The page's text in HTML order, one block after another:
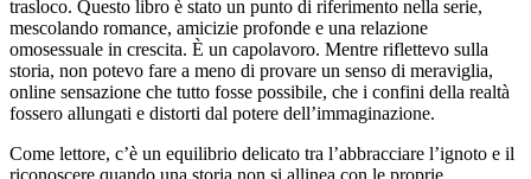
trasloco. Questo libro è stato un punto di riferimento nella serie,
mescolando romance, amicizie profonde e una relazione
omosessuale in crescita. È un capolavoro. Mentre riflettevo sulla
storia, non potevo fare a meno di provare un senso di meraviglia,
online sensazione che tutto fosse possibile, che i confini della realtà
fossero allungati e distorti dal potere dell’immaginazione.
Come lettore, c’è un equilibrio delicato tra l’abbracciare l’ignoto e il